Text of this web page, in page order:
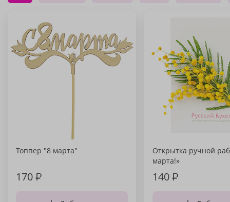
Топпер "8 марта"
170₽
Открытка ручной
марта!»
140₽